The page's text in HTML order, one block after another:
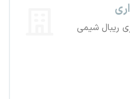
ریبال شیمی